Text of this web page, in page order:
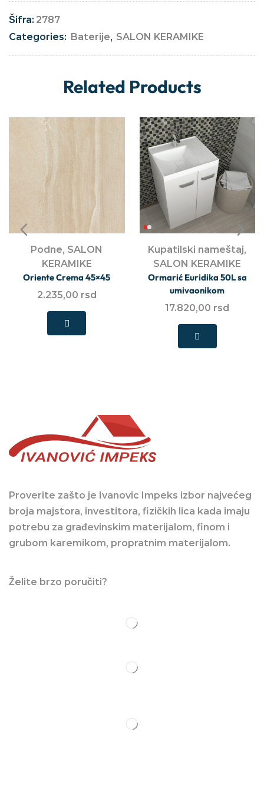
Šifra: 2787
Categories: Baterije, SALON KERAMIKE
Related Products
Podne, SALON
KERAMIKE
Oriente Crema 45×45
2.235,00 rsd
Kupatilski nameštaj,
SALON KERAMIKE
Ormarić Euridika 50L sa
umivaonikom
17.820,00 rsd
Proverite zašto je Ivanovic Impeks izbor najvećeg
broja majstora, investitora, fizičkih lica kada imaju
potrebu za građevinskim materijalom, finom i
grubom karemikom, propratnim materijalom.
Želite brzo poručiti?